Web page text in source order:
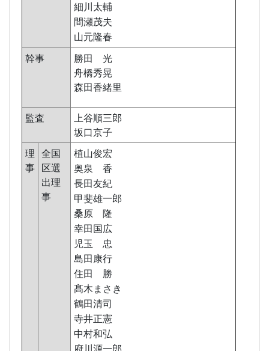
細川太輔
間瀬茂夫
山元隆春
幹事
勝田 光
舟橋秀晃
森田香緒里
監査
上谷順三郎
坂口京子
理
事
全国
区選
出理
事
植山俊宏
奥泉 香
長田友紀
甲斐雄一郎
桑原 隆
幸田国広
児玉 忠
島田康行
住田 勝
髙木まさき
鶴田清司
寺井正憲
中村和弘